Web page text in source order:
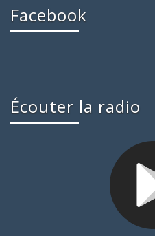
Facebook
Écouter la radio